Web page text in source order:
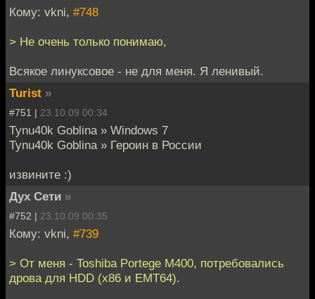
Кому: vkni, #748
> Не очень только понимаю,
Всякое линуксовое - не для меня. Я ленивый.
Turist »
#751 | 23.10.09 00:34
Tynu40k Goblina » Windows 7
Tynu40k Goblina » Героин в России
извините :)
Дух Сети »
#752 | 23.10.09 00:35
Кому: vkni, #739
> От меня - Toshiba Portege M400, потребовались
дрова для HDD (x86 и EMT64).